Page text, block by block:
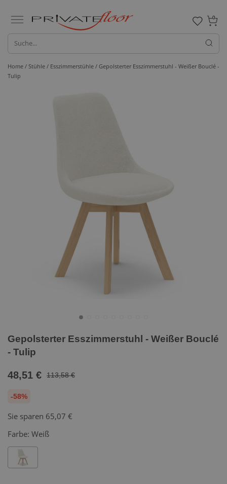
0
Home / Stühle / Esszimmerstühle / Gepolsterter Esszimmerstuhl - Weißer Bouclé -
Tulip
Gepolsterter Esszimmerstuhl - Weißer Bouclé
- Tulip
48,51 € 113,58 €
-58%
Sie sparen 65,07 €
Farbe: Weiß